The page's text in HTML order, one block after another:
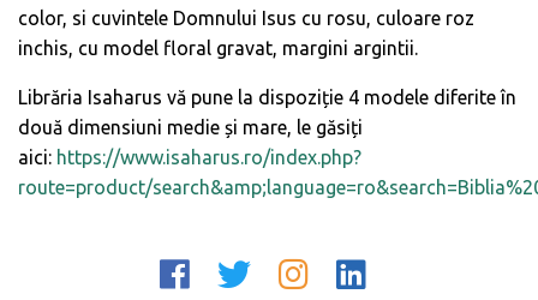
color, si cuvintele Domnului Isus cu rosu, culoare roz
inchis, cu model floral gravat, margini argintii.
Librăria Isaharus vă pune la dispoziție 4 modele diferite în
două dimensiuni medie și mare, le găsiți
aici: https://www.isaharus.ro/index.php?
route=product/